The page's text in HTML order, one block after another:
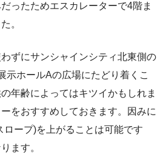
ったためエスカレーターで4階ま
。
ずにサンシャインシティ北東側の
示ホールAの広場にたどり着くこ
年齢によってはキツイかもしれま
をおすすめしておきます。因みに
ロープ)を上がることは可能です
ます。